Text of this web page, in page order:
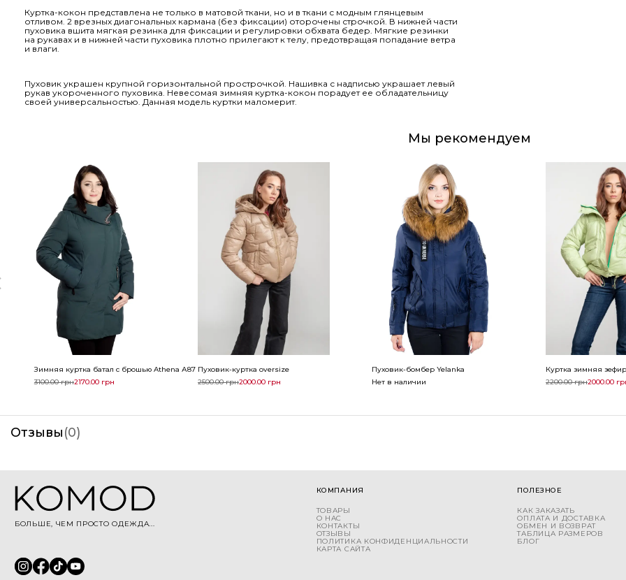
Куртка-кокон представлена не только в матовой ткани, но и в ткани с модным глянцевым
отливом. 2 врезных диагональных кармана (без фиксации) оторочены строчкой. В нижней части
пуховика вшита мягкая резинка для фиксации и регулировки обхвата бедер. Мягкие резинки
на рукавах и в нижней части пуховика плотно прилегают к телу, предотвращая попадание ветра
и влаги.
Пуховик украшен крупной горизонтальной прострочкой. Нашивка с надписью украшает левый
рукав укороченного пуховика. Невесомая зимняя куртка-кокон порадует ее обладательницу
своей универсальностью. Данная модель куртки маломерит.
Мы рекомендуем
Зимняя куртка батал с брошью Athena А875
3100.00грн2170.00 грн
Пуховик-куртка oversize
2500.00грн2000.00 грн
Пуховик-бомбер Yelanka
Нет в наличии
Куртка зимняя
2200.00грн2000.00
Отзывы(0)
БОЛЬШЕ, ЧЕМ ПРОСТО ОДЕЖДА...
КОМПАНИЯ
ТОВАРЫ
О НАС
КОНТАКТЫ
ОТЗЫВЫ
ПОЛИТИКА КОНФИДЕНЦИАЛЬНОСТИ
КАРТА САЙТА
ПОЛЕЗНОЕ
КАК ЗАКАЗАТЬ
ОПЛАТА И ДОСТАВКА
ОБМЕН И ВОЗВРАТ
ТАБЛИЦА РАЗМЕРОВ
БЛОГ